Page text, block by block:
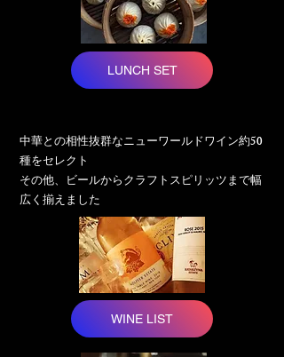
LUNCH SET
​中華との相性抜群なニューワールドワイン約50
種をセレクト
​その他、ビールからクラフトスピリッツまで幅
広く揃えました
WINE LIST